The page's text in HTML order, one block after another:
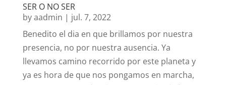
SER O NO SER
byaadmin | jul. 7, 2022
Benedito el dia en que brillamos por nuestra
presencia, no por nuestra ausencia. Ya
llevamos camino recorrido por este planeta y
ya es hora de que nos pongamos en marcha,